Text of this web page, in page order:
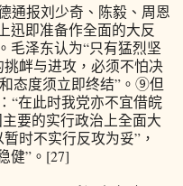
报刘少奇、陈毅、周恩
迅即准备作全面的大反
毛泽东认为“只有猛烈坚
衅与进攻，必须不怕决
态度须立即终结”。⑨但
“在此时我党亦不宜借皖
要的实行政治上全面大
时不实行反攻为妥”，
健”。[27]